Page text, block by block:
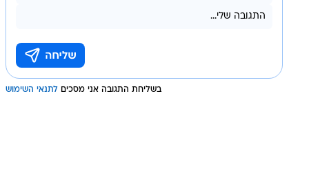
בשליחת התגובה אני מסכים לתנאי השימוש